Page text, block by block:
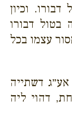
וכיון
בטול דבורו
עצמו בכל
אע״ג דשתייה
דהוי ליה